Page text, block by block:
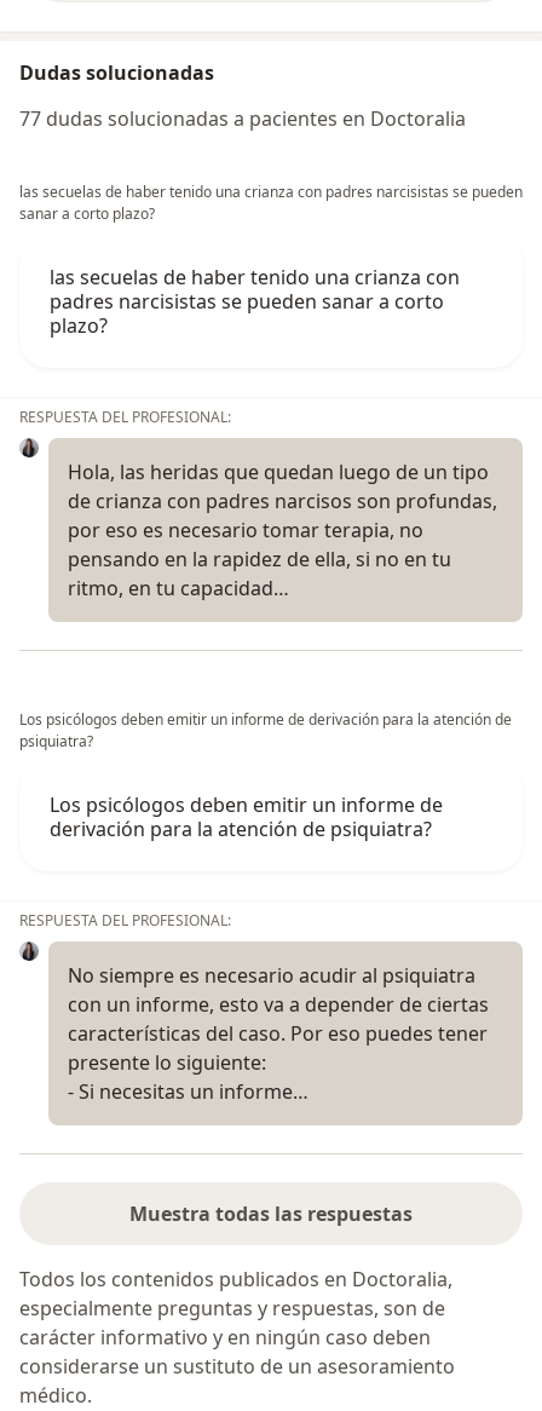
Dudas solucionadas
77 dudas solucionadas a pacientes en Doctoralia
las secuelas de haber tenido una crianza con padres narcisistas se pueden
sanar a corto plazo?
las secuelas de haber tenido una crianza con
padres narcisistas se pueden sanar a corto
plazo?
RESPUESTA DEL PROFESIONAL:
Hola, las heridas que quedan luego de un tipo
de crianza con padres narcisos son profundas,
por eso es necesario tomar terapia, no
pensando en la rapidez de ella, si no en tu
ritmo, en tu capacidad…
Los psicólogos deben emitir un informe de derivación para la atención de
psiquiatra?
Los psicólogos deben emitir un informe de
derivación para la atención de psiquiatra?
RESPUESTA DEL PROFESIONAL:
No siempre es necesario acudir al psiquiatra
con un informe, esto va a depender de ciertas
características del caso. Por eso puedes tener
presente lo siguiente:
- Si necesitas un informe…
Muestra todas las respuestas
Todos los contenidos publicados en Doctoralia,
especialmente preguntas y respuestas, son de
carácter informativo y en ningún caso deben
considerarse un sustituto de un asesoramiento
médico.